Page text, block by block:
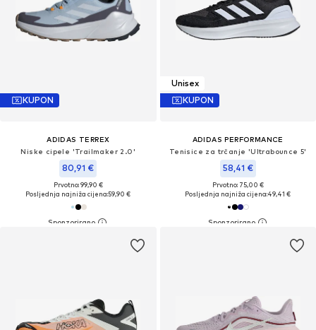
KUPON
ADIDAS TERREX
Niske cipele 'Trailmaker 2.0'
80,91 €
Prvotno: 99,90 €
Posljednja najniža cijena:59,90 €
Unisex
KUPON
ADIDAS PERFORMANCE
Tenisice za trčanje 'Ultrabounce 5'
58,41 €
Prvotno: 75,00 €
Posljednja najniža cijena:49,41 €